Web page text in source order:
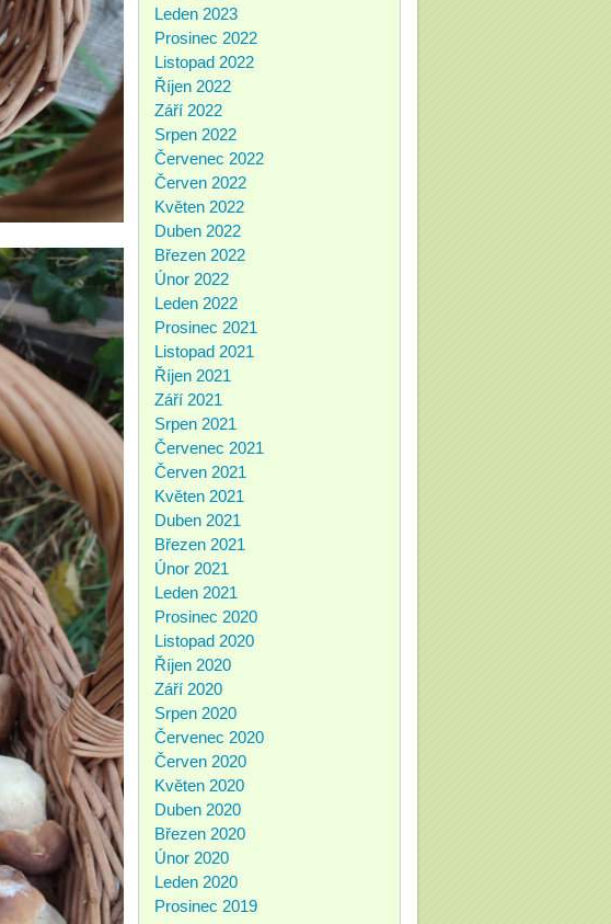
Leden 2023
Prosinec 2022
Listopad 2022
Říjen 2022
Září 2022
Srpen 2022
Červenec 2022
Červen 2022
Květen 2022
Duben 2022
Březen 2022
Únor 2022
Leden 2022
Prosinec 2021
Listopad 2021
Říjen 2021
Září 2021
Srpen 2021
Červenec 2021
Červen 2021
Květen 2021
Duben 2021
Březen 2021
Únor 2021
Leden 2021
Prosinec 2020
Listopad 2020
Říjen 2020
Září 2020
Srpen 2020
Červenec 2020
Červen 2020
Květen 2020
Duben 2020
Březen 2020
Únor 2020
Leden 2020
Prosinec 2019